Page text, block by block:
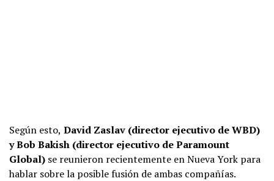
Según esto, David Zaslav (director ejecutivo de WBD)
y Bob Bakish (director ejecutivo de Paramount
Global) se reunieron recientemente en Nueva York para
hablar sobre la posible fusión de ambas compañías.